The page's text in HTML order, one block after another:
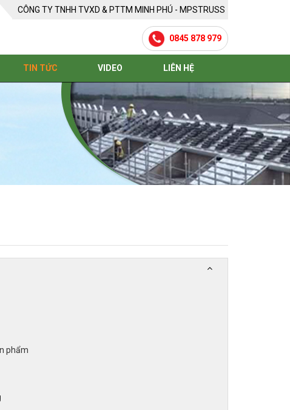
CÔNG TY TNHH TVXD & PTTM MINH PHÚ - MPSTRUSS
0845 878 979
TIN TỨC VIDEO LIÊN HỆ
phẩm